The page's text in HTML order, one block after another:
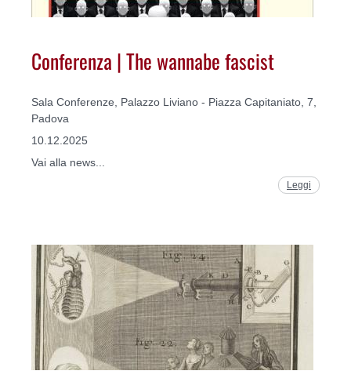
Conferenza | The wannabe fascist
Sala Conferenze, Palazzo Liviano - Piazza Capitaniato, 7,
Padova
10.12.2025
Vai alla news...
Leggi